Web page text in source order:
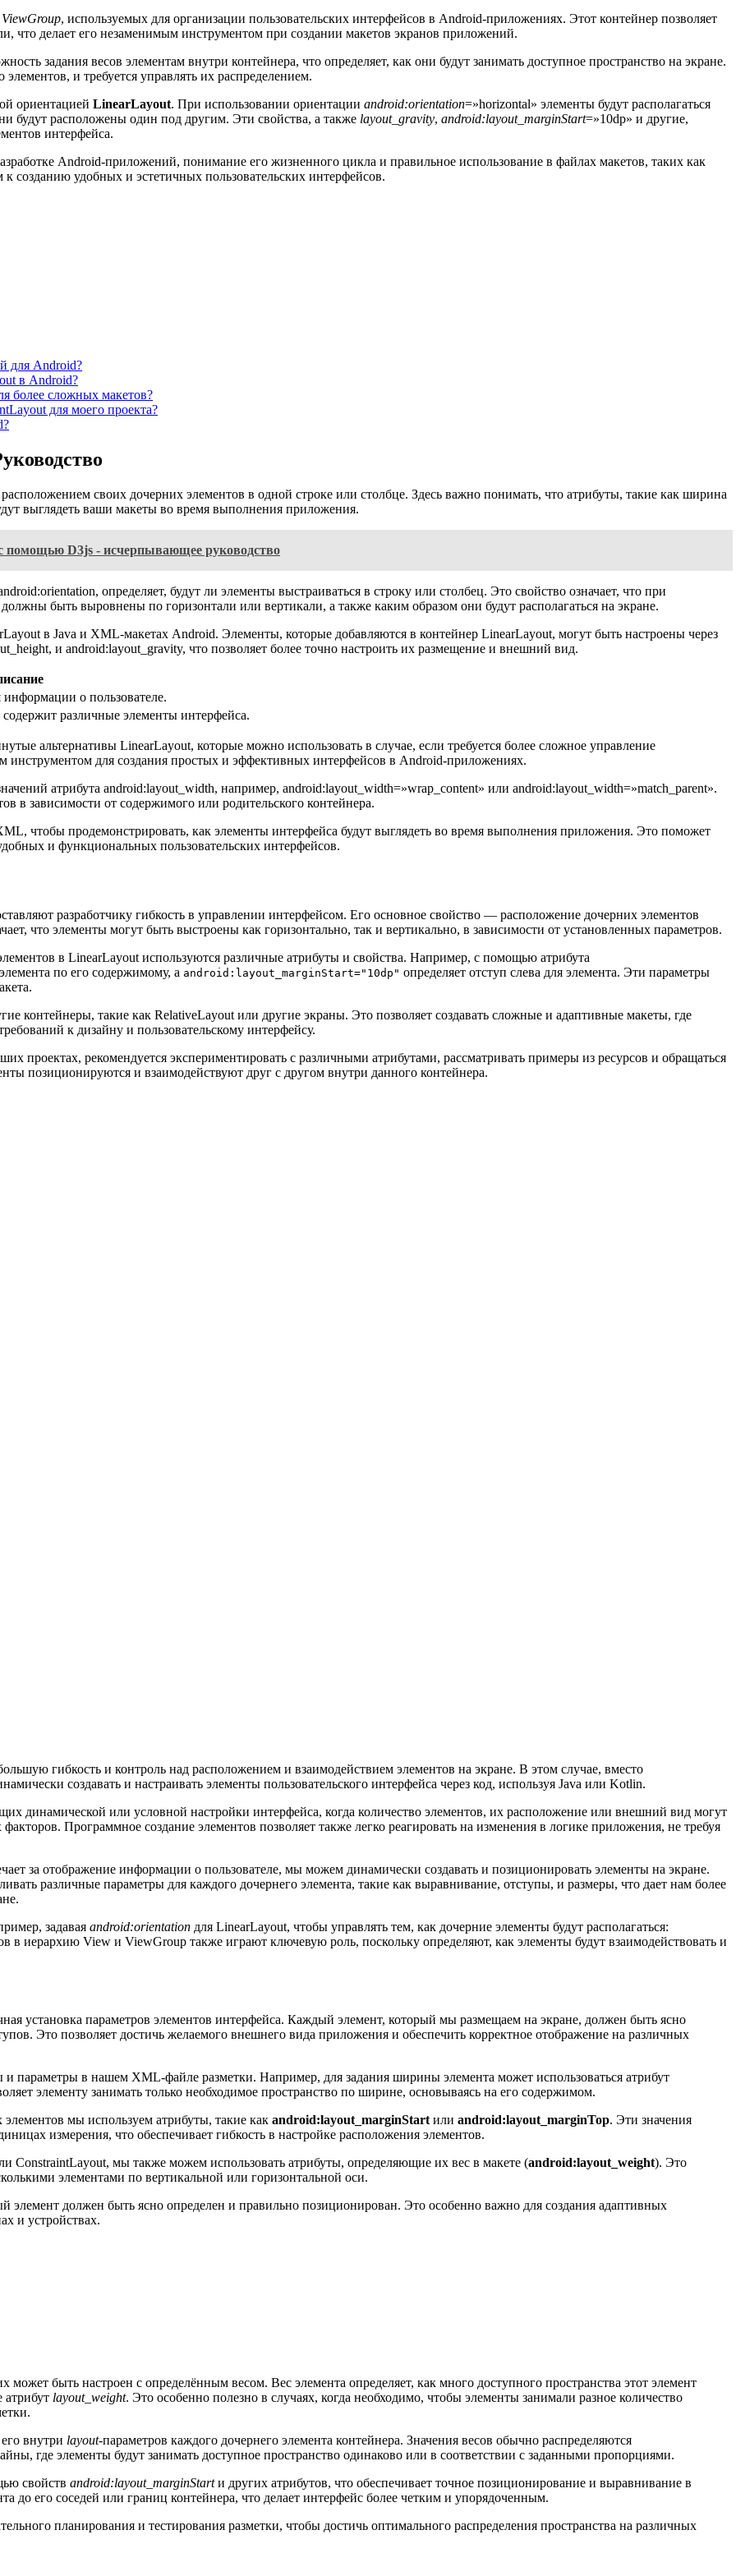
ViewGroup, используемых для организации пользовательских интерфейсов в Android-приложениях. Этот контейнер позволяет
что делает его незаменимым инструментом при создании макетов экранов приложений.
задания весов элементам внутри контейнера, что определяет, как они будут занимать доступное пространство на экране.
и требуется управлять их распределением.
ориентацией LinearLayout. При использовании ориентации android:orientation=»horizontal» элементы будут располагаться
будут расположены один под другим. Эти свойства, а также layout_gravity, android:layout_marginStart=»10dp» и другие,
интерфейса.
Android-приложений, понимание его жизненного цикла и правильное использование в файлах макетов, таких как
созданию удобных и эстетичных пользовательских интерфейсов.
для Android?
в Android?
более сложных макетов?
для моего проекта?
своих дочерних элементов в одной строке или столбце. Здесь важно понимать, что атрибуты, такие как ширина
выглядеть ваши макеты во время выполнения приложения.
помощью D3js - исчерпывающее руководство
определяет, будут ли элементы выстраиваться в строку или столбец. Это свойство означает, что при
быть выровнены по горизонтали или вертикали, а также каким образом они будут располагаться на экране.
в Java и XML-макетах Android. Элементы, которые добавляются в контейнер LinearLayout, могут быть настроены через
и android:layout_gravity, что позволяет более точно настроить их размещение и внешний вид.
о пользователе.
различные элементы интерфейса.
альтернативы LinearLayout, которые можно использовать в случае, если требуется более сложное управление
инструментом для создания простых и эффективных интерфейсов в Android-приложениях.
атрибута android:layout_width, например, android:layout_width=»wrap_content» или android:layout_width=»match_parent».
в зависимости от содержимого или родительского контейнера.
чтобы продемонстрировать, как элементы интерфейса будут выглядеть во время выполнения приложения. Это поможет
и функциональных пользовательских интерфейсов.
разработчику гибкость в управлении интерфейсом. Его основное свойство — расположение дочерних элементов
что элементы могут быть выстроены как горизонтально, так и вертикально, в зависимости от установленных параметров.
в LinearLayout используются различные атрибуты и свойства. Например, с помощью атрибута
по его содержимому, а android:layout_marginStart="10dp" определяет отступ слева для элемента. Эти параметры
контейнеры, такие как RelativeLayout или другие экраны. Это позволяет создавать сложные и адаптивные макеты, где
к дизайну и пользовательскому интерфейсу.
проектах, рекомендуется экспериментировать с различными атрибутами, рассматривать примеры из ресурсов и обращаться
позиционируются и взаимодействуют друг с другом внутри данного контейнера.
гибкость и контроль над расположением и взаимодействием элементов на экране. В этом случае, вместо
создавать и настраивать элементы пользовательского интерфейса через код, используя Java или Kotlin.
динамической или условной настройки интерфейса, когда количество элементов, их расположение или внешний вид могут
Программное создание элементов позволяет также легко реагировать на изменения в логике приложения, не требуя
за отображение информации о пользователе, мы можем динамически создавать и позиционировать элементы на экране.
различные параметры для каждого дочернего элемента, такие как выравнивание, отступы, и размеры, что дает нам более
задавая android:orientation для LinearLayout, чтобы управлять тем, как дочерние элементы будут располагаться:
в иерархию View и ViewGroup также играют ключевую роль, поскольку определяют, как элементы будут взаимодействовать и
установка параметров элементов интерфейса. Каждый элемент, который мы размещаем на экране, должен быть ясно
Это позволяет достичь желаемого внешнего вида приложения и обеспечить корректное отображение на различных
параметры в нашем XML-файле разметки. Например, для задания ширины элемента может использоваться атрибут
элементу занимать только необходимое пространство по ширине, основываясь на его содержимом.
мы используем атрибуты, такие как android:layout_marginStart или android:layout_marginTop. Эти значения
измерения, что обеспечивает гибкость в настройке расположения элементов.
ConstraintLayout, мы также можем использовать атрибуты, определяющие их вес в макете (android:layout_weight). Это
элементами по вертикальной или горизонтальной оси.
должен быть ясно определен и правильно позиционирован. Это особенно важно для создания адаптивных
и устройствах.
быть настроен с определённым весом. Вес элемента определяет, как много доступного пространства этот элемент
layout_weight. Это особенно полезно в случаях, когда необходимо, чтобы элементы занимали разное количество
внутри layout-параметров каждого дочернего элемента контейнера. Значения весов обычно распределяются
где элементы будут занимать доступное пространство одинаково или в соответствии с заданными пропорциями.
свойств android:layout_marginStartи других атрибутов, что обеспечивает точное позиционирование и выравнивание в
до его соседей или границ контейнера, что делает интерфейс более четким и упорядоченным.
планирования и тестирования разметки, чтобы достичь оптимального распределения пространства на различных